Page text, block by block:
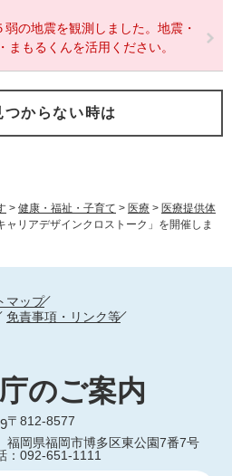
> 健康・福祉・子育て > 医療 > 医療提供体
ャリアデザインクロストーク」を開催しま
の地震を観測しました。地震・
もるくんを活用ください。
つからない時は
マップ
免責事項・リンク等
のご案内
〒812-8577
福岡県福岡市博多区東公園7番7号
：092-651-1111